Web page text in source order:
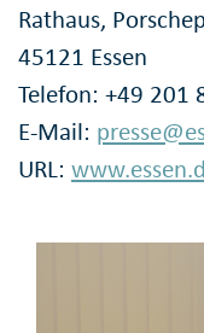
Rathaus,
45121 Essen
Telefon: +49 201
E-Mail:
URL: